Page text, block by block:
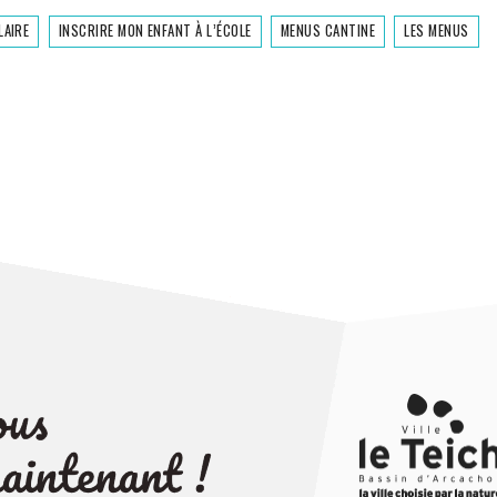
INSCRIRE MON ENFANT À L’ÉCOLE MENUS CANTINE LES MENUS